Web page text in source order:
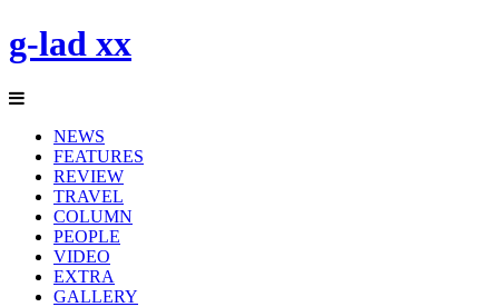
g-lad xx
NEWS
FEATURES
REVIEW
TRAVEL
COLUMN
PEOPLE
VIDEO
EXTRA
GALLERY